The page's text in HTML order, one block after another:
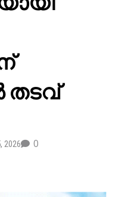
തടവ്
2026 0